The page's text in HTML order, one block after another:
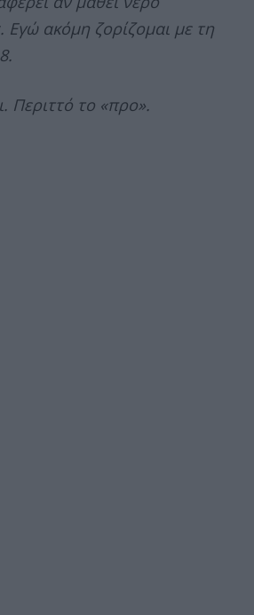
. Εγώ ακόμη ζορίζομαι με τη
Περιττό το «προ».